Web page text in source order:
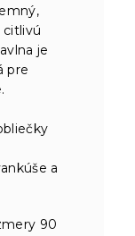
citlivú
je
pre
a
90